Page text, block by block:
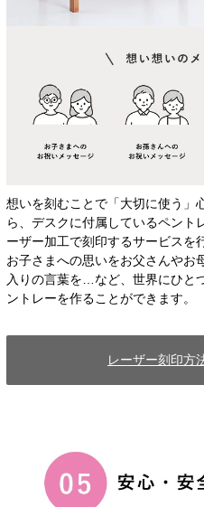
想いを刻むことで「大切に使う」
ら、デスクに付属しているペント
ーザー加工で刻印するサービスを
お子さまへの思いをお父さんやお
入りの言葉を…など、世界にひと
ントレーを作ることができます。
レーザー刻印方